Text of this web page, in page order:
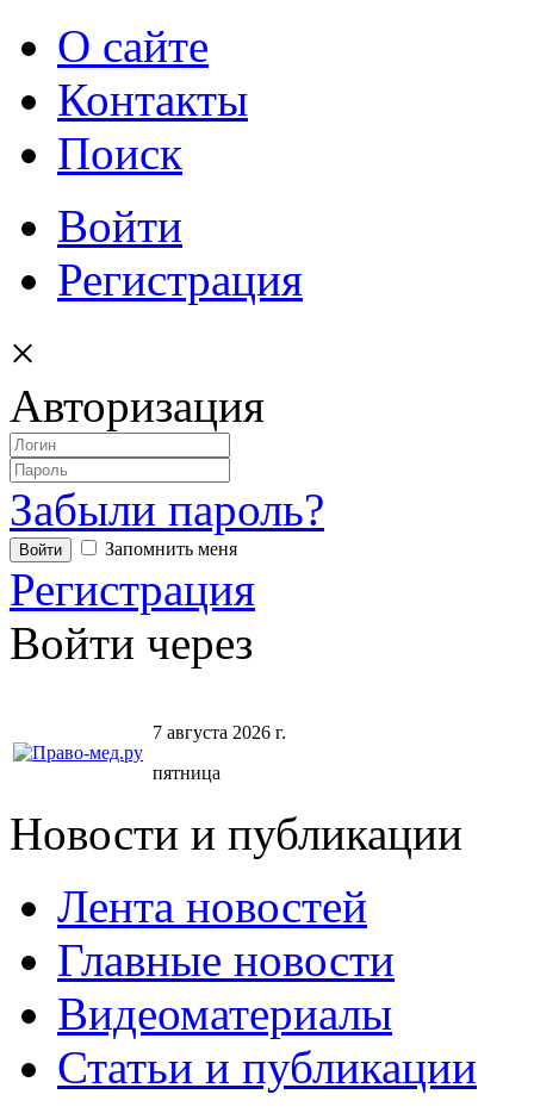
О сайте
Контакты
Поиск
Войти
Регистрация
×
Авторизация
Забыли пароль?
Запомнить меня
Регистрация
Войти через
7 августа 2026 г.
пятница
Новости и публикации
Лента новостей
Главные новости
Видеоматериалы
Статьи и публикации